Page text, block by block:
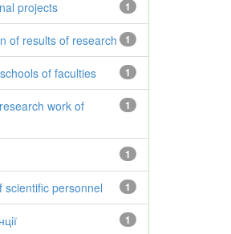
1
projects
1
of results of research
1
of faculties
1
work of
1
1
scientific personnel
1